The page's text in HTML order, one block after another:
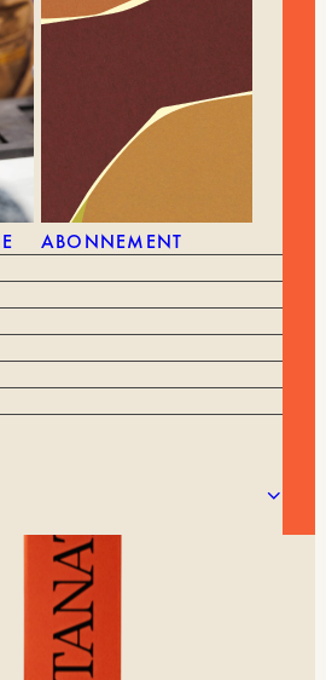
ABONNEMENT
AIMER AUSSI